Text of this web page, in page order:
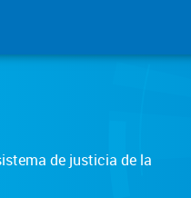
de justicia de la